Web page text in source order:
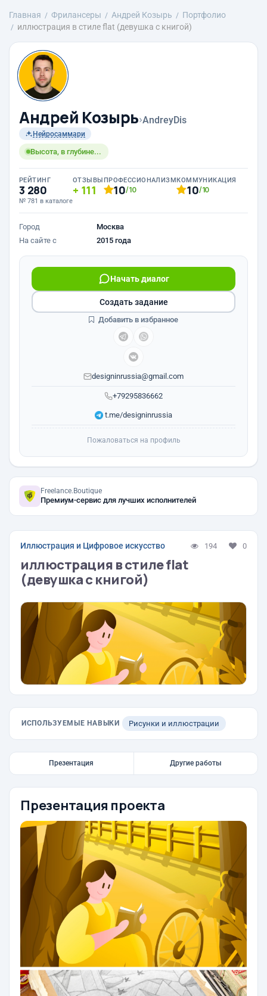
Главная Фрилансеры Андрей Козырь
Портфолио
иллюстрация в стиле flat (девушка с книгой)
Андрей Козырь›AndreyDis
Нейросаммари
Высота, в глубине...
РЕЙТИНГ
3 280
№ 781 в каталоге
ОТЗЫВЫ
111
ПРОФЕССИОНАЛИЗМ
10/10
КОММУНИКАЦИЯ
10/10
Город
Москва
На сайте с
2015 года
+79295836662
Начать диалог
designinrussia@gmail.com
t.me/designinrussia
Создать задание
Добавить в избранное
Пожаловаться на профиль
Freelance.Boutique
Премиум-сервис для лучших исполнителей
Иллюстрация и Цифровое искусство 194 0
иллюстрация в стиле flat
(девушка с книгой)
ИСПОЛЬЗУЕМЫЕ НАВЫКИ Рисунки и иллюстрации
Презентация Другие работы
Презентация проекта